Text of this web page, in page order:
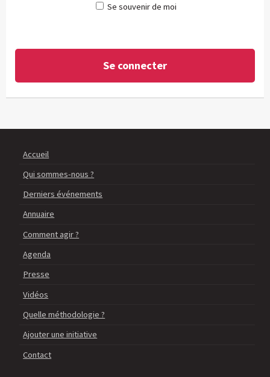
Se souvenir de moi
Accueil
Qui sommes-nous ?
Derniers événements
Annuaire
Comment agir ?
Agenda
Presse
Vidéos
Quelle méthodologie ?
Ajouter une initiative
Contact